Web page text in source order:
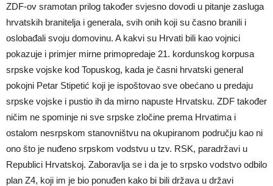
ZDF-ov sramotan prilog također svjesno dovodi u pitanje zasluga
hrvatskih branitelja i generala, svih onih koji su časno branili i
oslobađali svoju domovinu. A kakvi su Hrvati bili kao vojnici
pokazuje i primjer mirne primopredaje 21. kordunskog korpusa
srpske vojske kod Topuskog, kada je časni hrvatski general
pokojni Petar Stipetić koji je ispoštovao sve obećano u predaju
srpske vojske i pustio ih da mirno napuste Hrvatsku. ZDF također
ničim ne spominje ni sve srpske zločine prema Hrvatima i
ostalom nesrpskom stanovništvu na okupiranom području kao ni
ono što je nuđeno srpskom vodstvu u tzv. RSK, paradržavi u
Republici Hrvatskoj. Zaboravlja se i da je to srpsko vodstvo odbilo
plan Z4, koji im je bio ponuđen kako bi bili država u državi